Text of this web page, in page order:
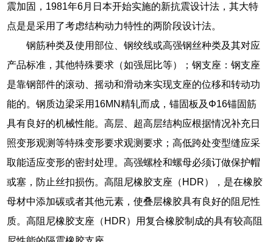
震加固，1981年6月日本开始实施的新抗震设计法，其大特
点是是采用了考虑结构动力特性的两阶段设计法。
钢筋种类及使用部位、钢绞线或高强钢丝种类及其对应
产品标准，其他特殊要求（如强屈比等）；钢支座：钢支座
是靠钢部件的滚动、摇动和滑动来实现支座的位移和转动功
能的。钢质边梁采用16MN精轧而成，锚固板及Φ16锚固筋
具有良好的机械性能。高层、超高层结构应根据情况补充日
照变形观测等特殊变形要求观测要求；高低跨处变型缝应采
取能适应变形的密封处理。高强螺栓和螺母必须订做保护帽
或塞，防止丝扣损伤。高阻尼橡胶支座（HDR），是在橡胶
母材中添加碳或者其他元素，使叠层橡胶具有良好的阻尼性
质。高阻尼橡胶支座（HDR）用复合橡胶制成的具有较高阻